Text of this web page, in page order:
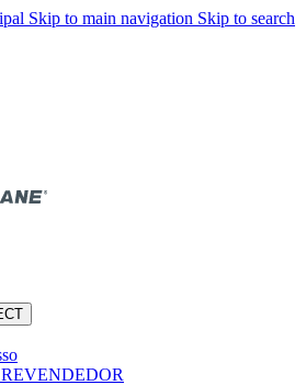
Skip to main navigation Skip to search